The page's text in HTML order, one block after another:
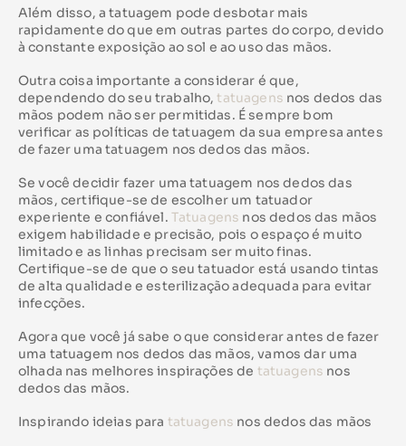
Além disso, a tatuagem pode desbotar mais
rapidamente do que em outras partes do corpo, devido
à constante exposição ao sol e ao uso das mãos.
Outra coisa importante a considerar é que,
dependendo do seu trabalho, tatuagens nos dedos das
mãos podem não ser permitidas. É sempre bom
verificar as políticas de tatuagem da sua empresa antes
de fazer uma tatuagem nos dedos das mãos.
Se você decidir fazer uma tatuagem nos dedos das
mãos, certifique-se de escolher um tatuador
experiente e confiável. Tatuagens nos dedos das mãos
exigem habilidade e precisão, pois o espaço é muito
limitado e as linhas precisam ser muito finas.
Certifique-se de que o seu tatuador está usando tintas
de alta qualidade e esterilização adequada para evitar
infecções.
Agora que você já sabe o que considerar antes de fazer
uma tatuagem nos dedos das mãos, vamos dar uma
olhada nas melhores inspirações de tatuagens nos
dedos das mãos.
Inspirando ideias para tatuagens nos dedos das mãos